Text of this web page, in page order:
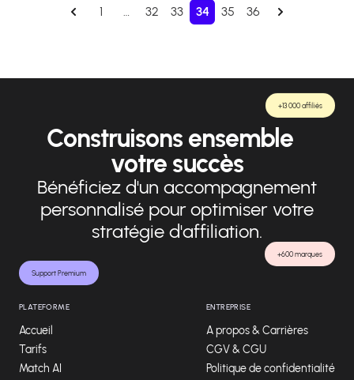
1 … 32 33 34 35 36
Support Premium
+600 marques
+13 000 affiliés
Construisons ensemble
votre succès
Bénéficiez d'un accompagnement
personnalisé pour optimiser votre
stratégie d'affiliation.
PLATEFORME
Accueil
Tarifs
Match AI
ENTREPRISE
A propos & Carrières
CGV & CGU
Politique de confidentialité